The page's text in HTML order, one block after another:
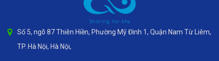
Số 5, ngõ 87 Thiên Hiền, Phường Mỹ Đình 1, Quận Nam Từ Liêm,
TP. Hà Nội, Hà Nội,